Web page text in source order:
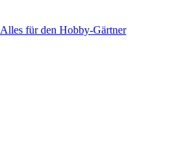
Alles für den Hobby-Gärtner